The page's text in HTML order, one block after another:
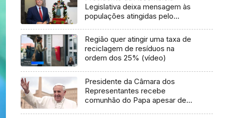
Legislativa deixa mensagem às
populações atingidas pelo
Região quer atingir uma taxa de
reciclagem de resíduos na
ordem dos 25% (vídeo)
Presidente da Câmara dos
Representantes recebe
comunhão do Papa apesar de